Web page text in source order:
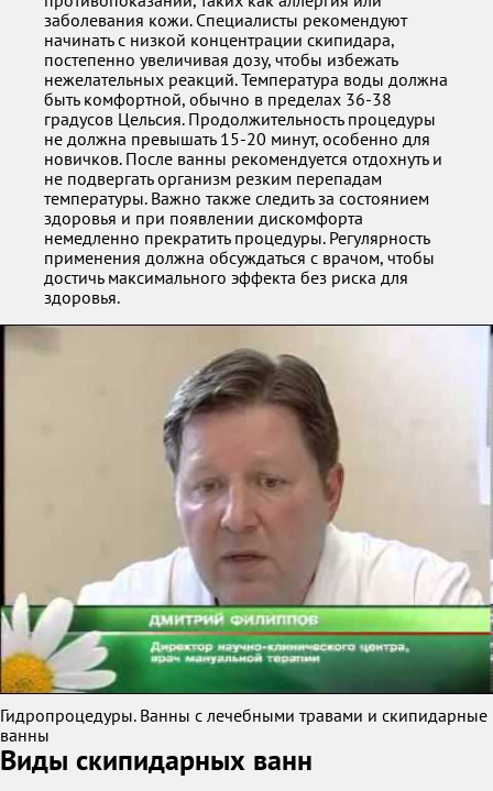
заболевания кожи. Специалисты рекомендуют
начинать с низкой концентрации скипидара,
постепенно увеличивая дозу, чтобы избежать
нежелательных реакций. Температура воды должна
быть комфортной, обычно в пределах 36-38
градусов Цельсия. Продолжительность процедуры
не должна превышать 15-20 минут, особенно для
новичков. После ванны рекомендуется отдохнуть и
не подвергать организм резким перепадам
температуры. Важно также следить за состоянием
здоровья и при появлении дискомфорта
немедленно прекратить процедуры. Регулярность
применения должна обсуждаться с врачом, чтобы
достичь максимального эффекта без риска для
здоровья.
Гидропроцедуры. Ванны с лечебными травами и скипидарные
ванны
Виды скипидарных ванн